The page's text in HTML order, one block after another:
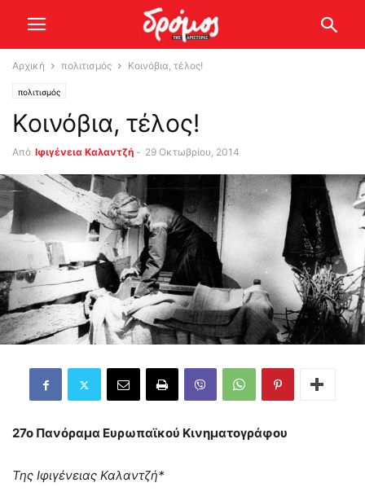
Αρχική πολιτισμός Κοινόβια, τέλος!
πολιτισμός
Κοινόβια, τέλος!
Από Ιφιγένεια Καλαντζή - 29 Οκτωβρίου, 2014
27ο Πανόραμα Ευρωπαϊκού Κινηματογράφου
Της Ιφιγένειας Καλαντζή*